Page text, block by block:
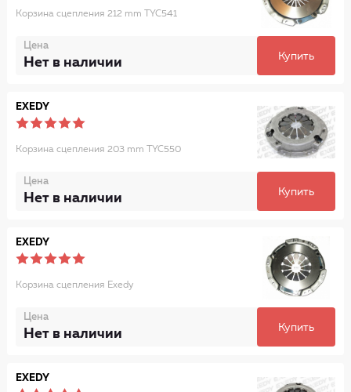
Корзина сцепления 212 mm TYC541
Цена
Нет в наличии Купить
EXEDY
Корзина сцепления 203 mm TYC550
Цена
Нет в наличии Купить
EXEDY
Корзина сцепления Exedy
Цена
Нет в наличии Купить
EXEDY